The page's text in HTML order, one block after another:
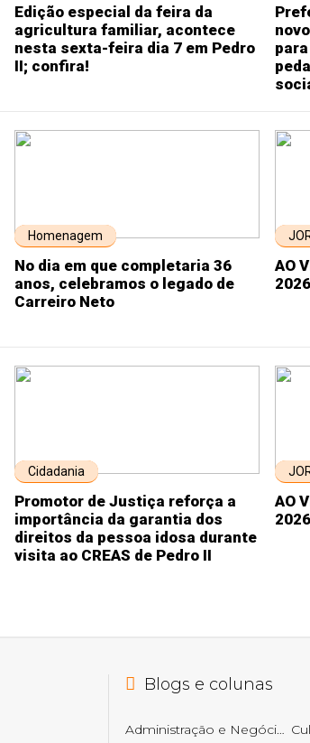
Edição especial da feira da
agricultura familiar, acontece
nesta sexta-feira dia 7 em Pedro
II; confira!
Homenagem
No dia em que completaria 36
anos, celebramos o legado de
Carreiro Neto
AO
Cidadania
Promotor de Justiça reforça a
importância da garantia dos
direitos da pessoa idosa durante
visita ao CREAS de Pedro II
AO
Blogs e colunas